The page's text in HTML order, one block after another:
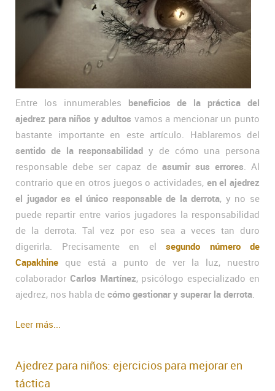
Entre los innumerables beneficios de la práctica del
ajedrez para niños y adultos vamos a mencionar un punto
bastante importante en este artículo. Hablaremos del
sentido de la responsabilidad y de cómo una persona
responsable debe ser capaz de asumir sus errores. Al
contrario que en otros juegos o actividades, en el ajedrez
el jugador es el único responsable de la derrota, y no se
puede repartir entre varios jugadores la responsabilidad
de la derrota. Tal vez por eso sea a veces tan duro
digerirla. Precisamente en el segundo número de
Capakhine que está a punto de ver la luz, nuestro
colaborador Carlos Martínez, psicólogo especializado en
ajedrez, nos habla de cómo gestionar y superar la derrota.
Leer más...
Ajedrez para niños: ejercicios para mejorar en
táctica